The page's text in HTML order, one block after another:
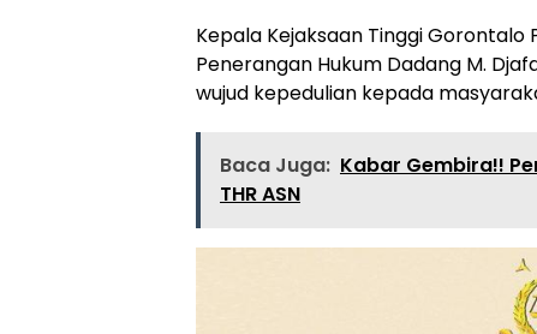
Kepala Kejaksaan Tinggi Gorontalo
Penerangan Hukum Dadang M.
wujud kepedulian kepada
Baca Juga: Kabar Gembira!!
THR ASN